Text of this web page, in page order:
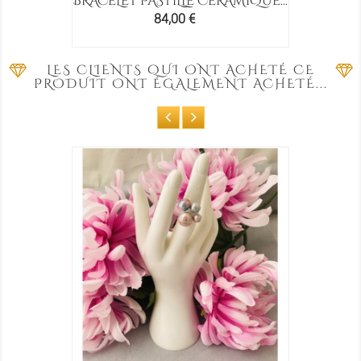
Prix
84,00 €
LES CLIENTS QUI ONT ACHETÉ CE
PRODUIT ONT ÉGALEMENT ACHETÉ...